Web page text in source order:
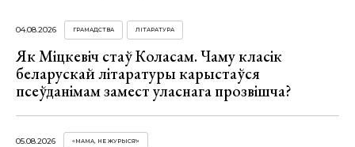
04.08.2026 ГРАМАДСТВА ЛІТАРАТУРА
Як Міцкевіч стаў Коласам. Чаму класік
беларускай літаратуры карыстаўся
псеўданімам замест уласнага прозвішча?
05.08.2026 «МАМА, НЕ ЖУРЫСЯ!»